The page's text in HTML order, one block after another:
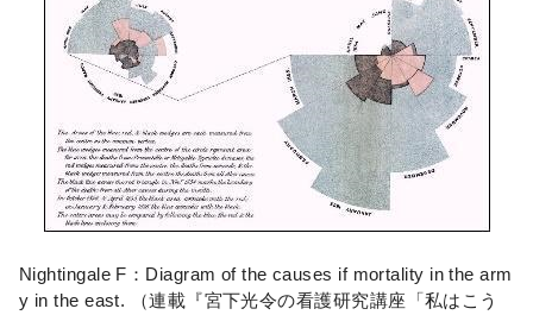
Nightingale F：Diagram of the causes if mortality in the arm
y in the east. （連載『宮下光令の看護研究講座「私はこう